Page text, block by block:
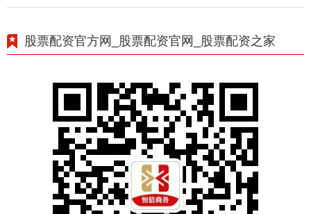
股票配资官方网_股票配资官网_股票配资之家